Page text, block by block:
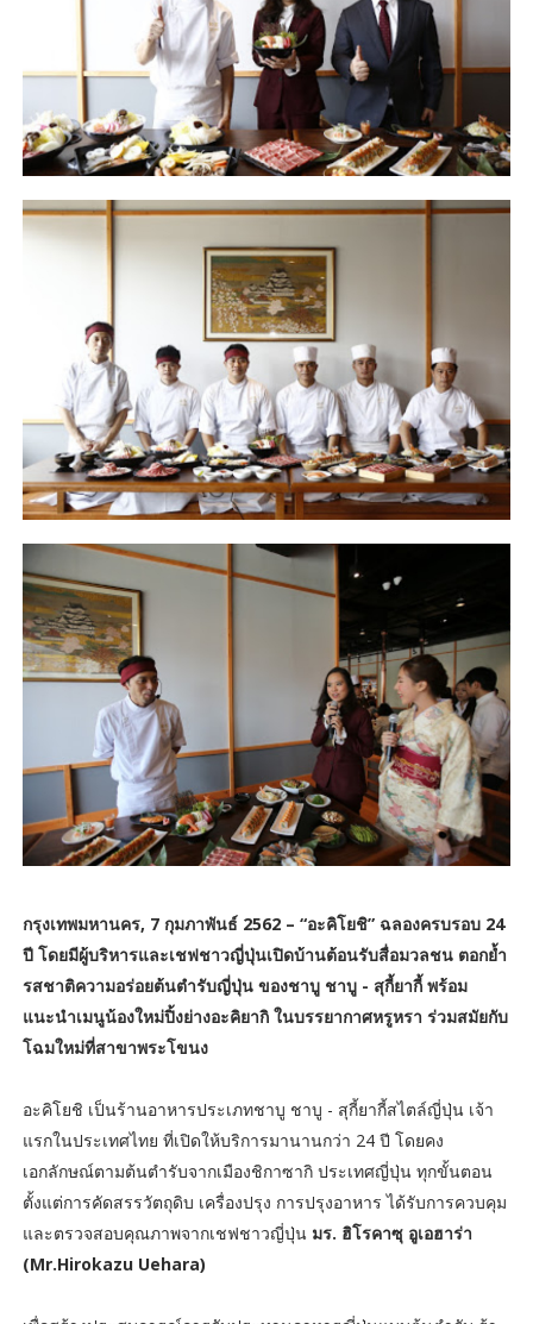
กรุงเทพมหานคร, 7 กุมภาพันธ์ 2562 – “อะคิโยชิ” ฉลองครบรอบ 24
ปี โดยมีผู้บริหารและเชฟชาวญี่ปุ่นเปิดบ้านต้อนรับสื่อมวลชน ตอกย้ำ
รสชาติความอร่อยต้นตำรับญี่ปุ่น ของชาบู ชาบู - สุกี้ยากี้ พร้อม
แนะนำเมนูน้องใหม่ปิ้งย่างอะคิยากิ ในบรรยากาศหรูหรา ร่วมสมัยกับ
โฉมใหม่ที่สาขาพระโขนง
อะคิโยชิ เป็นร้านอาหารประเภทชาบู ชาบู - สุกี้ยากี้สไตล์ญี่ปุ่น เจ้า
แรกในประเทศไทย ที่เปิดให้บริการมานานกว่า 24 ปี โดยคง
เอกลักษณ์ตามต้นตำรับจากเมืองชิกาซากิ ประเทศญี่ปุ่น ทุกขั้นตอน
ตั้งแต่การคัดสรรวัตถุดิบ เครื่องปรุง การปรุงอาหาร ได้รับการควบคุม
และตรวจสอบคุณภาพจากเชฟชาวญี่ปุ่นมร. ฮิโรคาซุ อูเอฮาร่า
(Mr.Hirokazu Uehara)